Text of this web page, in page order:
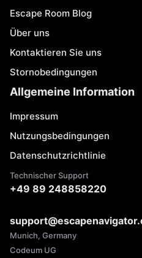
Escape Room Blog
Über uns
Kontaktieren Sie uns
Stornobedingungen
Allgemeine Information
Impressum
Nutzungsbedingungen
Datenschutzrichtlinie
Technischer Support
+49 89 248858220
Munich, Germany
Codeum UG